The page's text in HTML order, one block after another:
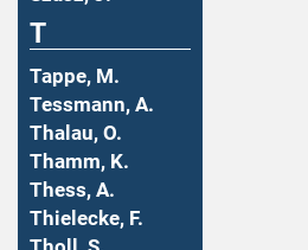
T
Tappe, M.
Tessmann, A.
Thalau, O.
Thamm, K.
Thess, A.
Thielecke, F.